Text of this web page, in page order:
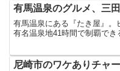
有馬温泉のグルメ、三
有馬温泉にある『たき屋』
有名温泉地41時間で制覇でき
尼崎市のワケありチャ